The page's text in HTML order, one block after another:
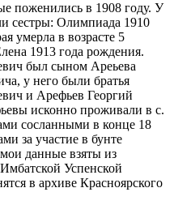
поженились в 1908 году. У
сестры: Олимпиада 1910
умерла в возрасте 5
1913 года рождения.
был сыном Ареьева
у него были братья
и Арефьев Георгий
исконно проживали в с.
сосланными в конце 18
за участие в бунте
данные взяты из
Успенской
в архиве Красноярского